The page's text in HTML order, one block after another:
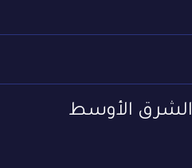
الشرق الأوسط